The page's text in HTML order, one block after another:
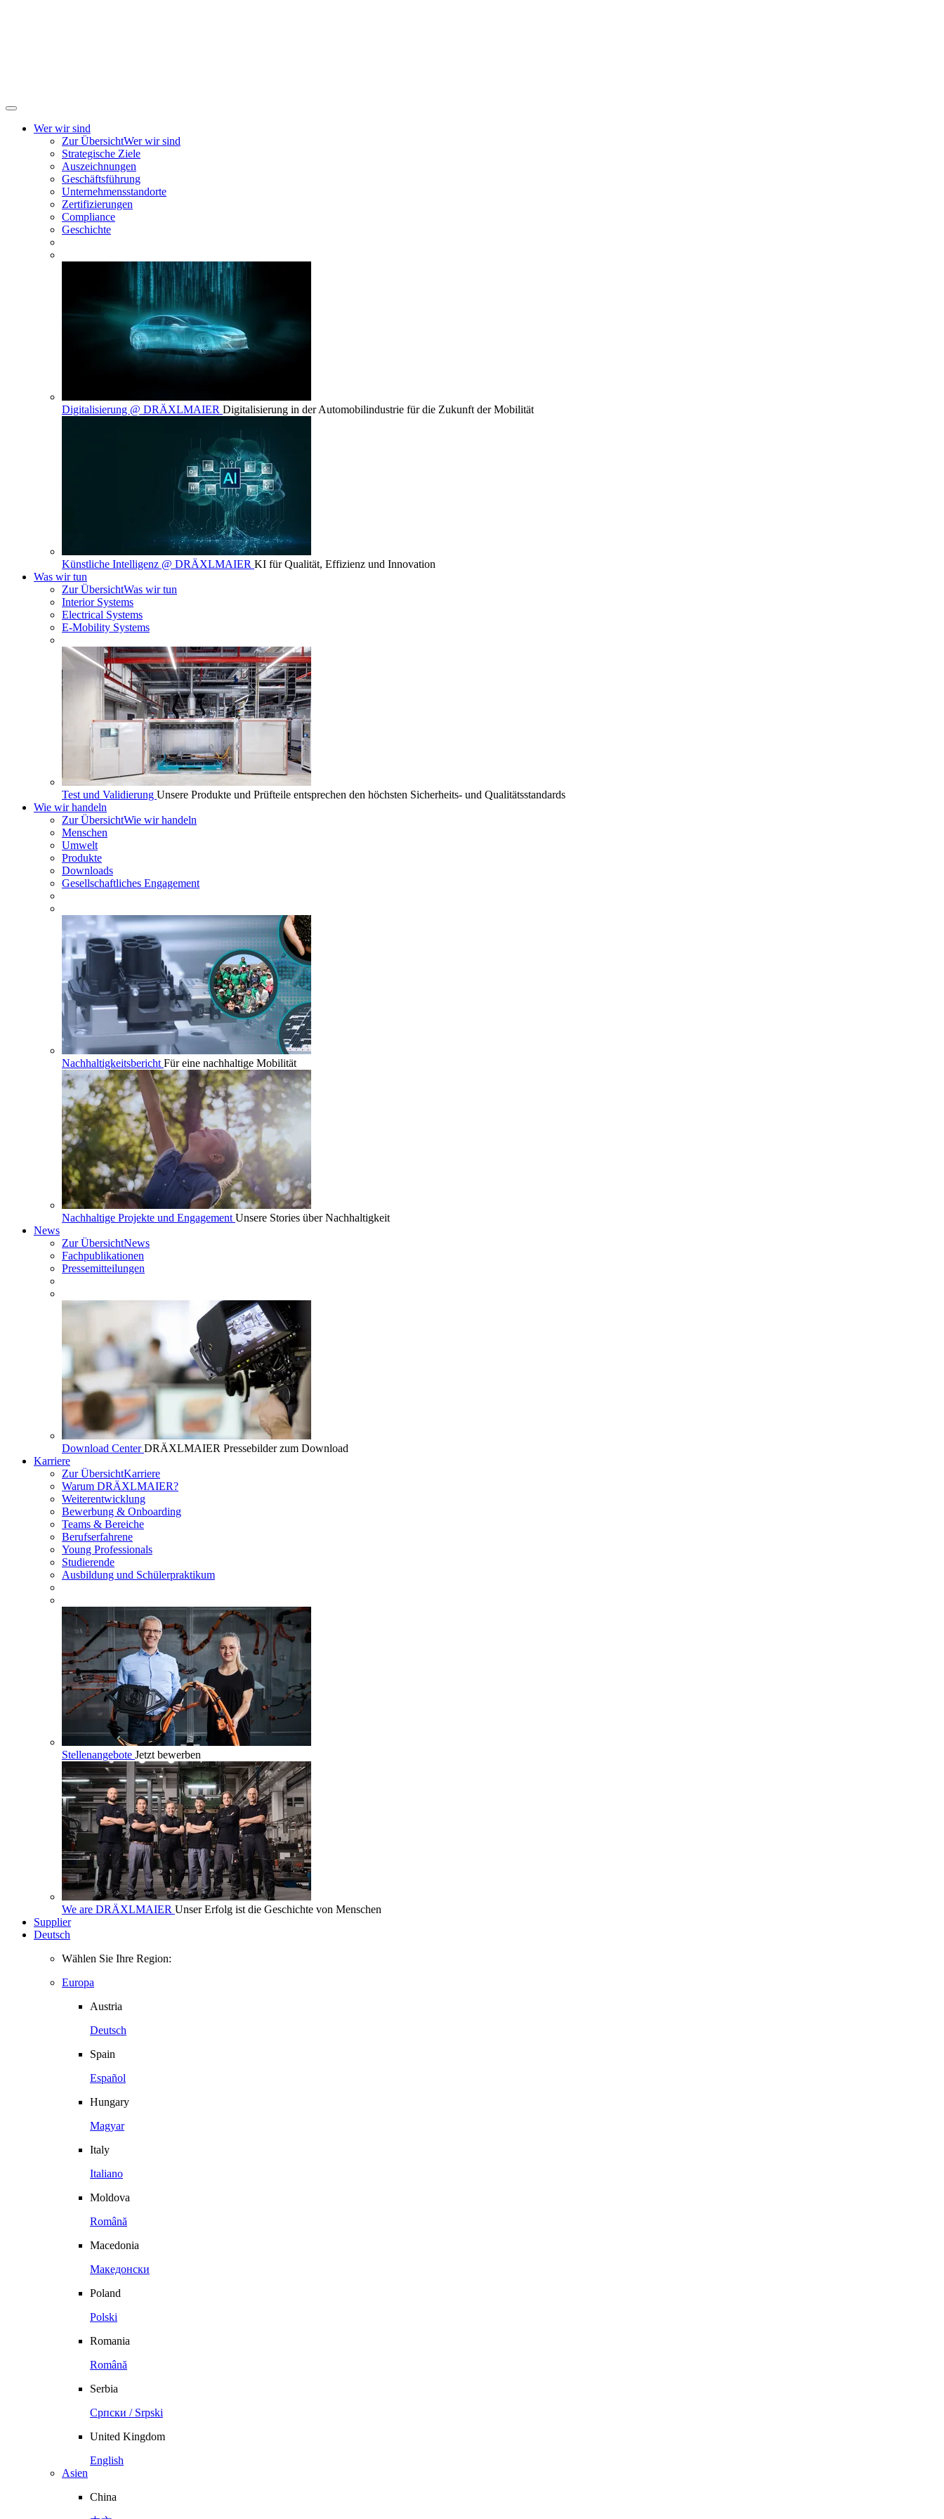
Wer wir sind
Zur ÜbersichtWer wir sind
Strategische Ziele
Auszeichnungen
Geschäftsführung
Unternehmensstandorte
Zertifizierungen
Compliance
Geschichte
Digitalisierung @ DRÄXLMAIER Digitalisierung in der Automobilindustrie für die Zukunft der Mobilität
Künstliche Intelligenz @ DRÄXLMAIER KI für Qualität, Effizienz und Innovation
Was wir tun
Zur ÜbersichtWas wir tun
Interior Systems
Electrical Systems
E-Mobility Systems
Test und Validierung Unsere Produkte und Prüfteile entsprechen den höchsten Sicherheits- und Qualitätsstandards
Wie wir handeln
Zur ÜbersichtWie wir handeln
Menschen
Umwelt
Produkte
Downloads
Gesellschaftliches Engagement
Nachhaltigkeitsbericht Für eine nachhaltige Mobilität
Nachhaltige Projekte und Engagement Unsere Stories über Nachhaltigkeit
News
Zur ÜbersichtNews
Fachpublikationen
Pressemitteilungen
Download CenterDRÄXLMAIER Pressebilder zum Download
Karriere
Zur ÜbersichtKarriere
Warum DRÄXLMAIER?
Weiterentwicklung
Bewerbung & Onboarding
Teams & Bereiche
Berufserfahrene
Young Professionals
Studierende
Ausbildung und Schülerpraktikum
Stellenangebote Jetzt bewerben
We are DRÄXLMAIER Unser Erfolg ist die Geschichte von Menschen
Supplier
Deutsch
Wählen Sie Ihre Region:
Europa
Austria
Deutsch
Spain
Español
Hungary
Magyar
Italy
Italiano
Moldova
Română
Macedonia
Македонски
Poland
Polski
Romania
Română
Serbia
Српски / Srpski
United Kingdom
English
Asien
China